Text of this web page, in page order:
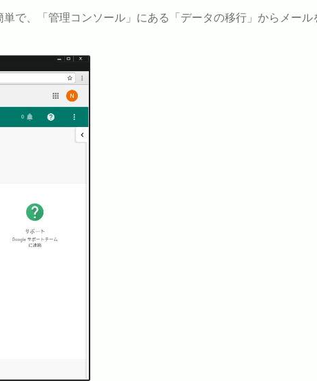
で、「管理コンソール」にある「データの移行」からメール